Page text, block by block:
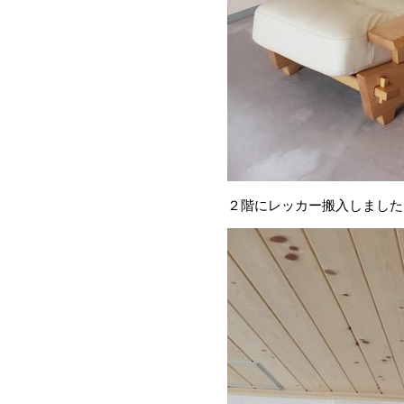
２階にレッカー搬入しまし